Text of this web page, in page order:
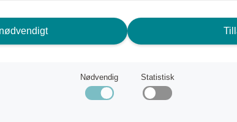
Nødvendig Statistisk
FOR HJÆLP? VI ER HER FOR